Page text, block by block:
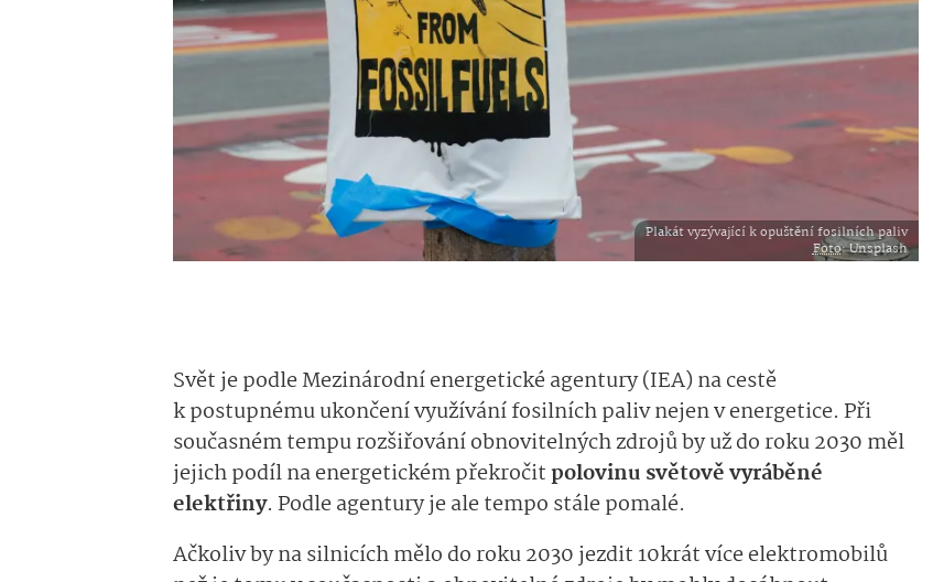
Plakát vyzývající k opuštění fosilních paliv
Foto: Unsplash
Svět je podle Mezinárodní energetické agentury (IEA) na cestě
k postupnému ukončení využívání fosilních paliv nejen v energetice. Při
současném tempu rozšiřování obnovitelných zdrojů by už do roku 2030 měl
jejich podíl na energetickém překročitpolovinu světově vyráběné
elektřiny. Podle agentury je ale tempo stále pomalé.
Ačkoliv by na silnicích mělo do roku 2030 jezdit 10krát více elektromobilů